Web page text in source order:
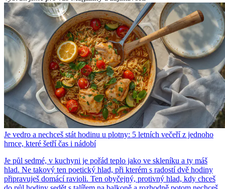
Je vedro a nechceš stát hodinu u plotny: 5 letních večeří z jednoho
hrnce, které šetří čas i nádobí
Je půl sedmé, v kuchyni je pořád teplo jako ve skleníku a ty máš
hlad. Ne takový ten poetický hlad, při kterém s radostí dvě hodiny
připravuješ domácí ravioli. Ten obyčejný, protivný hlad, kdy chceš